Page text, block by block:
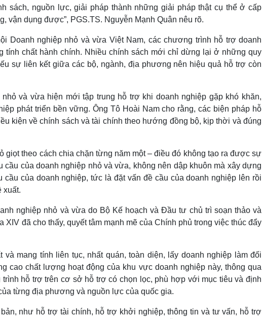
sách, nguồn lực, giải pháp thành những giải pháp thật cụ thể ở cấp
vận dụng được”, PGS.TS. Nguyễn Mạnh Quân nêu rõ.
Doanh nghiệp nhỏ và vừa Việt Nam, các chương trình hỗ trợ doanh
tính chất hành chính. Nhiều chính sách mới chỉ dừng lại ở những quy
sự liên kết giữa các bộ, ngành, địa phương nên hiệu quả hỗ trợ còn
và vừa hiện mới tập trung hỗ trợ khi doanh nghiệp gặp khó khăn,
phát triển bền vững. Ông Tô Hoài Nam cho rằng, các biện pháp hỗ
kiện về chính sách và tài chính theo hướng đồng bộ, kịp thời và đúng
giọt theo cách chia chặn từng năm một – điều đó không tạo ra được sự
của doanh nghiệp nhỏ và vừa, không nên dập khuôn mà xây dựng
của doanh nghiệp, tức là đặt vấn đề cầu của doanh nghiệp lên rồi
xuất.
nghiệp nhỏ và vừa do Bộ Kế hoạch và Đầu tư chủ trì soạn thảo và
đã cho thấy, quyết tâm mạnh mẽ của Chính phủ trong việc thúc đẩy
mang tính liên tục, nhất quán, toàn diện, lấy doanh nghiệp làm đối
cao chất lượng hoạt động của khu vực doanh nghiệp này, thông qua
hỗ trợ trên cơ sở hỗ trợ có chọn lọc, phù hợp với mục tiêu và định
từng địa phương và nguồn lực của quốc gia.
như hỗ trợ tài chính, hỗ trợ khởi nghiệp, thông tin và tư vấn, hỗ trợ